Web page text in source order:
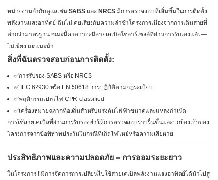
หน่วยงานกำกับดูแลเช่น SABS และ NRCS มีการตรวจสอบที่เพิ่มขึ้นในการติดตั้ง
พลังงานแสงอาทิตย์ ฉันไม่เคยเสี่ยงกับความล่าช้าโครงการเนื่องจากการเดินสายที่
ต่ำกว่ามาตรฐาน ขณะนี้คาดว่าจะมีสายเคเบิลโซลาร์เซลล์ที่ผ่านการรับรองแล้ว—
ไม่เพียง แต่แนะนำ
สิ่งที่ฉันตรวจสอบก่อนการติดตั้ง:
✅การรับรอง SABS หรือ NRCS
✅ IEC 62930 หรือ EN 50618 การปฏิบัติตามกฎระเบียบ
✅พฤติกรรมเปลวไฟ CPR-classified
✅เครื่องหมายฉลากท้องถิ่นสำหรับแรงดันไฟฟ้าขนาดและแหล่งกำเนิด
การใช้สายเคเบิลที่ผ่านการรับรองทำให้การตรวจสอบราบรื่นขึ้นและปกป้องเจ้าของ
โครงการจากข้อพิพาทประกันในกรณีที่เกิดไฟไหม้หรือความเสียหาย
ประสิทธิภาพและความปลอดภัย = การออมระยะยาว
ในโครงการ I’มีการจัดการการเปลี่ยนไปใช้สายเคเบิลพลังงานแสงอาทิตย์ได้นำไปสู่